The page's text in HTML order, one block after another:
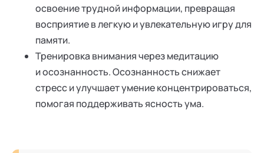
освоение трудной информации, превращая
восприятие в легкую и увлекательную игру для
памяти.
Тренировка внимания через медитацию
и осознанность. Осознанность снижает
стресс и улучшает умение концентрироваться,
помогая поддерживать ясность ума.